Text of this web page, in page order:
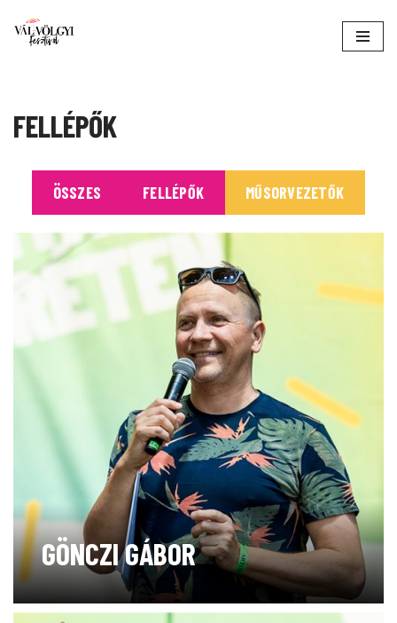
Skip
FELLÉPŐK
ÖSSZES FELLÉPŐK MŰSORVEZETŐK
GÖNCZI GÁBOR